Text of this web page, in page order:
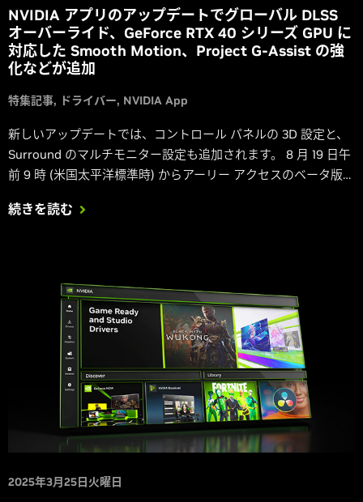
NVIDIA アプリのアップデートでグローバル DLSS
オーバーライド、GeForce RTX 40 シリーズ GPU に
対応した Smooth Motion、Project G-Assist の強
化などが追加
特集記事 ドライバー NVIDIA App
新しいアップデートでは、コントロール パネルの 3D 設定と、
Surround のマルチモニター設定も追加されます。 8 月 19 日午
前 9 時 (米国太平洋標準時) からアーリー アクセスのベータ版
続きを読む
2025年3月25日火曜日